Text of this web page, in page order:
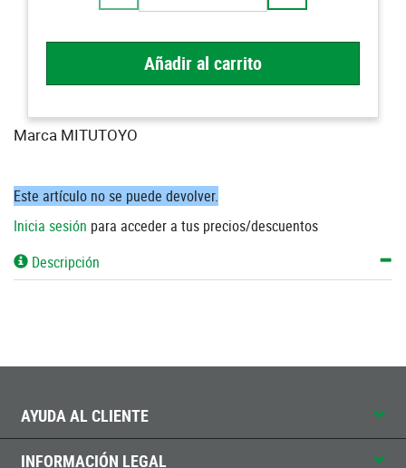
Añadir al carrito
Marca MITUTOYO
Este artículo no se puede devolver.
Inicia sesión para acceder a tus precios/descuentos
Descripción
AYUDA AL CLIENTE
INFORMACIÓN LEGAL